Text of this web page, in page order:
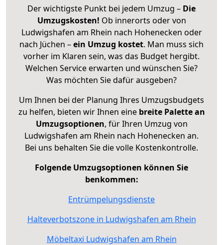
Der wichtigste Punkt bei jedem Umzug – Die
Umzugskosten! Ob innerorts oder von
Ludwigshafen am Rhein nach Hohenecken oder
nach Jüchen –ein Umzug kostet. Man muss sich
vorher im Klaren sein, was das Budget hergibt.
Welchen Service erwarten und wünschen Sie?
Was möchten Sie dafür ausgeben?
Um Ihnen bei der Planung Ihres Umzugsbudgets
zu helfen, bieten wir Ihnen eine breite Palette an
Umzugsoptionen, für Ihren Umzug von
Ludwigshafen am Rhein nach Hohenecken an.
Bei uns behalten Sie die volle Kostenkontrolle.
Folgende Umzugsoptionen können Sie
benkommen:
Entrümpelungsdienste
Halteverbotszone in Ludwigshafen am Rhein
Möbeltaxi Ludwigshafen am Rhein